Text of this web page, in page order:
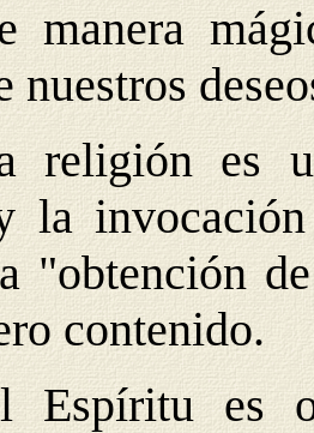
manera
nuestros
religión es
la
"obtención
contenido.
Espíritu es